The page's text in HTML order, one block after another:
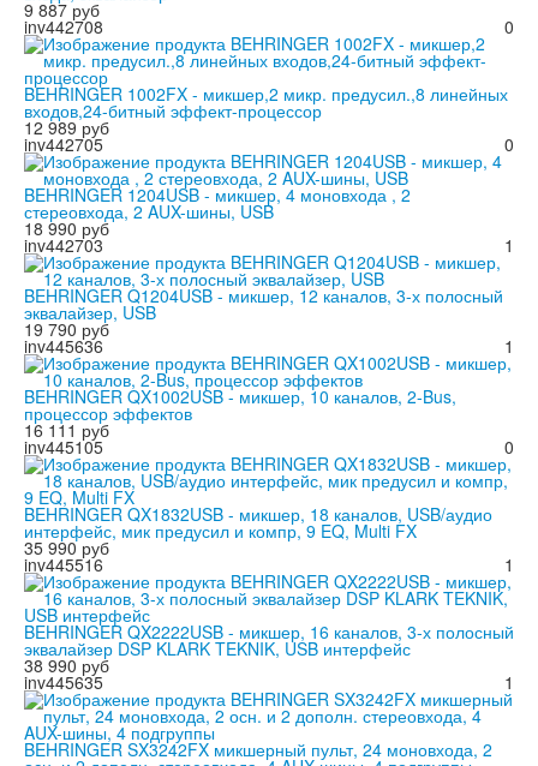
9 887 руб
0
inv442708
BEHRINGER 1002FX - микшер,2 микр. предусил.,8 линейных
входов,24-битный эффект-процессор
12 989 руб
0
inv442705
BEHRINGER 1204USB - микшер, 4 моновхода , 2
стереовхода, 2 AUX-шины, USB
18 990 руб
1
inv442703
BEHRINGER Q1204USB - микшер, 12 каналов, 3-х полосный
эквалайзер, USB
19 790 руб
1
inv445636
BEHRINGER QX1002USB - микшер, 10 каналов, 2-Bus,
процессор эффектов
16 111 руб
0
inv445105
BEHRINGER QX1832USB - микшер, 18 каналов, USB/аудио
интерфейс, мик предусил и компр, 9 EQ, Multi FX
35 990 руб
1
inv445516
BEHRINGER QX2222USB - микшер, 16 каналов, 3-х полосный
эквалайзер DSP KLARK TEKNIK, USB интерфейс
38 990 руб
1
inv445635
BEHRINGER SX3242FX микшерный пульт, 24 моновхода, 2